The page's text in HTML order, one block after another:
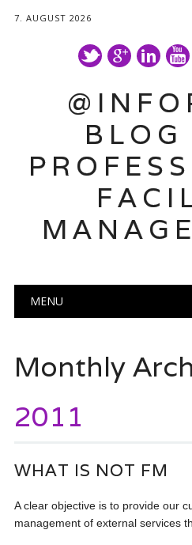
7. AUGUST 2026
BLOG
Main menu
MENU
Monthly
2011
WHAT IS NOT FM
A clear objective is to provide our
management of external services